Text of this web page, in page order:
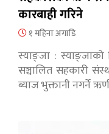
कारबाही गरिने
१ महिना अगाडि
स्याङ्जा : स्याङ्जाको
सञ्चालित सहकारी
ब्याज भुक्तानी नगर्ने